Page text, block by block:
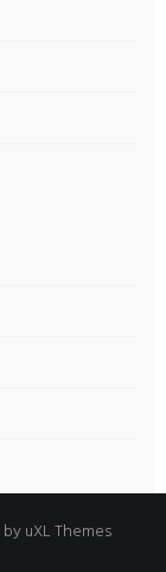
by uXL Themes